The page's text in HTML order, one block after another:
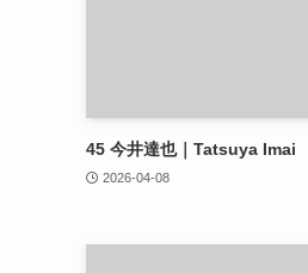
45 今井達也｜Tatsuya Imai
2026-04-08